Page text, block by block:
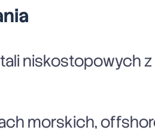
niskostopowych
morskich,